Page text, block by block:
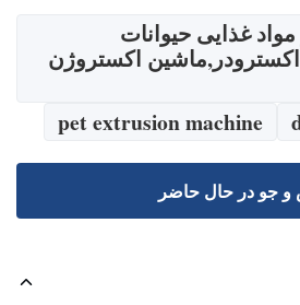
غذایی حیوانات
اکستروژن
pet extrusion machine
جو در حال حاضر